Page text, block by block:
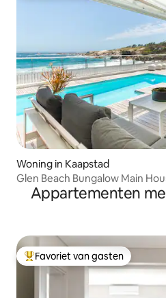
Woning in Kaapstad
Glen Beach Bungalow Main
Appartementen
Topfavoriet van gasten
Favoriet van gasten